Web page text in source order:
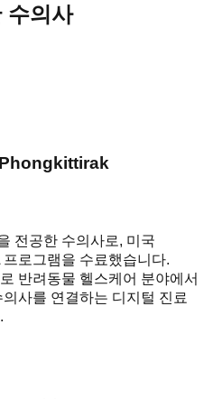
수의사
전공한 수의사로, 미국
로그램을 수료했습니다.
반려동물 헬스케어 분야에서
사를 연결하는 디지털 진료